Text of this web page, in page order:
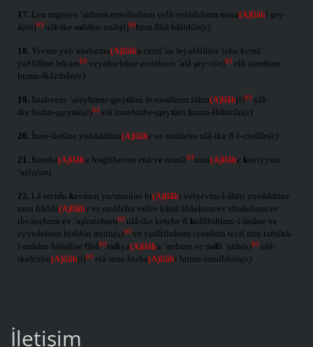
17. Len tuġniye ‘anhum emvâluhum velâ evlâduhum mina(A)llâhi şey-
â(en)(c)ulâ-ike ashâbu-nnâr(i)(s)hum fîhâ ḣâlidûn(e)
18. Yevme yeb’aśuhumu(A)llâhu cemî’an feyahlifûne lehu kemâ
yahlifûne lekum(s)veyahsebûne ennehum ‘alâ şey-/(in)(c)elâ innehum
humu-lkâżibûn(e)
19. İstahveże ‘aleyhimu-şşeytânu fe-ensâhum żikra(A)llâh(i)(c)ulâ-
ike hizbu-şşeytân(i)(c)elâ innehizbe-şşeytâni humu-lḣâsirûn(e)
20. İnne-lleżîne yu hâddûna(A)llâhe ve rasûlehu ulâ-ike fî-l-eżellîn(e)
21. Keteba(A)llâhu leaġlibenne enâ ve rusulî(c)inna(A)llâhe kaviyyun
‘azîz(un)
22. Lâ tecidu kavmen yu/minûne bi(A)llâhi velyevmi-l-âḣiri yuvâddûne
men hâdda(A)llâhe ve rasûlehu velev kânû âbâehum ev ebnâehum ev
iḣvânehum ev ‘aşîratehum(c)ulâ-ike ketebe fî kulûbihimu-l-îmâne ve
eyyedehum birû hin minh(u)(s)ve yudḣiluhum cennâtin tecrî min tahtihâ-
l-enhâru ḣâlidîne fîhâ(c)radiya(A)llâhu ‘anhum ve radû ‘anh(u)(c)ulâ-
ikehizbu(A)llâh(i)(c)elâ inne hizba(A)llâhi humu-lmufli hûn(e)
İletişim